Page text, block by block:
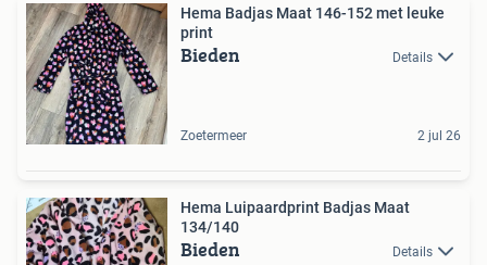
Hema Badjas Maat 146-152 met leuke
print
Bieden Details
Zoetermeer 2 jul 26
Hema Luipaardprint Badjas Maat
134/140
Bieden Details